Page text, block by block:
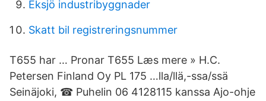
Eksjö industribyggnader
Skatt bil registreringsnummer
T655 har … Pronar T655 Læs mere » H.C.
Petersen Finland Oy PL 175 …lla/llä,-ssa/ssä
Seinäjoki, ☎ Puhelin 06 4128115 kanssa Ajo-ohje